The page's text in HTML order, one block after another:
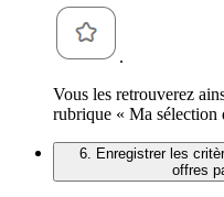
.
Vous les retrouverez
rubrique « Ma sélection
6. Enregistrer les
offres